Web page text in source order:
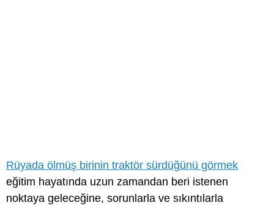
Rüyada ölmüş birinin traktör sürdüğünü görmek
eğitim hayatında uzun zamandan beri istenen
noktaya geleceğine, sorunlarla ve sıkıntılarla